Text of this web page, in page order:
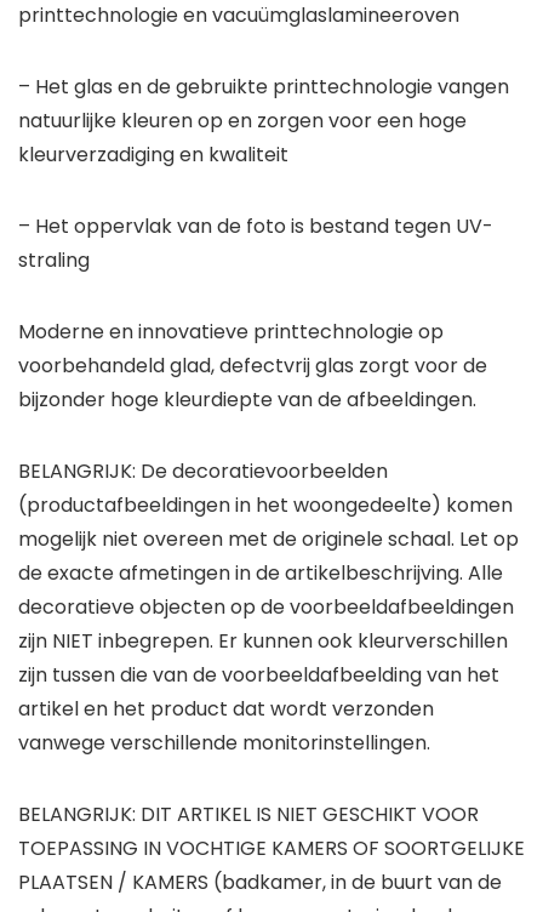
printtechnologie en vacuümglaslamineeroven
– Het glas en de gebruikte printtechnologie vangen
natuurlijke kleuren op en zorgen voor een hoge
kleurverzadiging en kwaliteit
– Het oppervlak van de foto is bestand tegen UV-
straling
Moderne en innovatieve printtechnologie op
voorbehandeld glad, defectvrij glas zorgt voor de
bijzonder hoge kleurdiepte van de afbeeldingen.
BELANGRIJK: De decoratievoorbeelden
(productafbeeldingen in het woongedeelte) komen
mogelijk niet overeen met de originele schaal. Let op
de exacte afmetingen in de artikelbeschrijving. Alle
decoratieve objecten op de voorbeeldafbeeldingen
zijn NIET inbegrepen. Er kunnen ook kleurverschillen
zijn tussen die van de voorbeeldafbeelding van het
artikel en het product dat wordt verzonden
vanwege verschillende monitorinstellingen.
BELANGRIJK: DIT ARTIKEL IS NIET GESCHIKT VOOR
TOEPASSING IN VOCHTIGE KAMERS OF SOORTGELIJKE
PLAATSEN / KAMERS (badkamer, in de buurt van de